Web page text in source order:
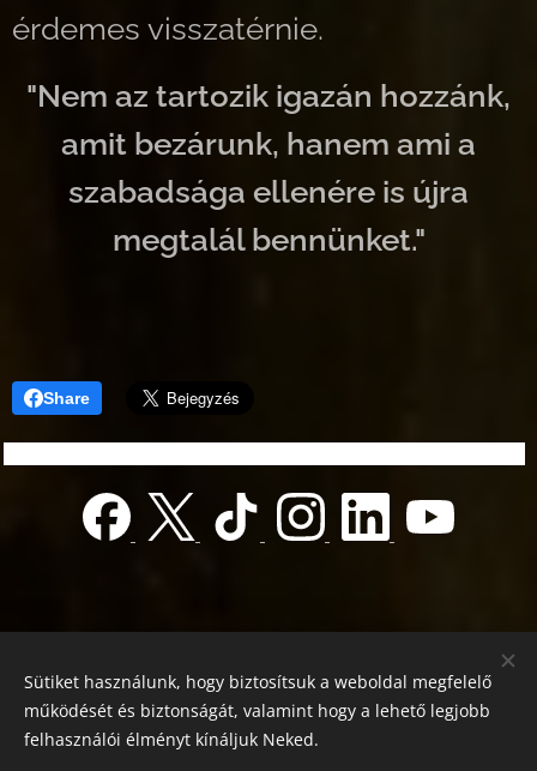
érdemes visszatérnie.
"Nem az tartozik igazán hozzánk,
amit bezárunk, hanem ami a
szabadsága ellenére is újra
megtalál bennünket."
Share
Sütiket használunk, hogy biztosítsuk a weboldal megfelelő
működését és biztonságát, valamint hogy a lehető legjobb
felhasználói élményt kínáljuk Neked.